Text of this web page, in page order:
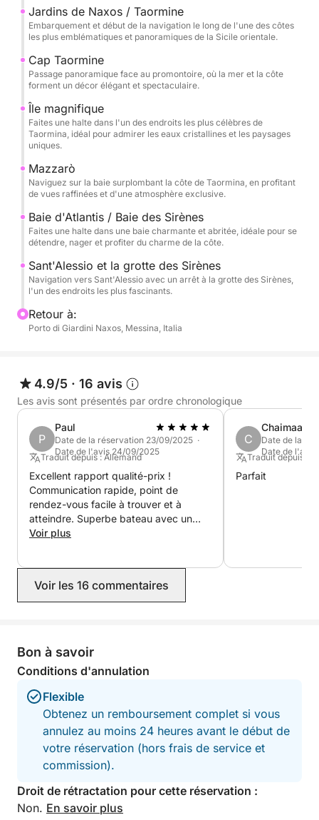
couleurs intenses, des criques pittoresques et des
vues parfaites pour une baignade ou pour se
prélasser en toute tranquillité.
L'excursion se poursuit vers Mazzarò et la splendide
baie d'Atlantis, également connue sous le nom de
baie des Sirènes, un havre de paix exclusif et raffiné
où la nature se mêle à l'élégance de la baie. La
clarté de ses eaux et son cadre isolé rendent cette
escale particulièrement magique en journée.
Enfin, nous atteignons Sant'Alessio, en passant par
la pittoresque Grotta delle Sirene, un lieu empreint
de charme et d'atmosphère. L'excursion comprend
des arrêts pour la baignade, la détente et la plongée
avec tuba avant le retour après une journée
complète consacrée à la découverte de la plus belle
mer de la côte de Taormina.
Jardins de Naxos / Taormine
Embarquement et début de la navigation le long de l'une des côtes
les plus emblématiques et panoramiques de la Sicile orientale.
Cap Taormine
Passage panoramique face au promontoire, où la mer et la côte
forment un décor élégant et spectaculaire.
Île magnifique
Faites une halte dans l'un des endroits les plus célèbres de
Taormina, idéal pour admirer les eaux cristallines et les paysages
uniques.
Mazzarò
Naviguez sur la baie surplombant la côte de Taormina, en profitant
de vues raffinées et d'une atmosphère exclusive.
Baie d'Atlantis / Baie des Sirènes
Faites une halte dans une baie charmante et abritée, idéale pour se
détendre, nager et profiter du charme de la côte.
Sant'Alessio et la grotte des Sirènes
Navigation vers Sant'Alessio avec un arrêt à la grotte des Sirènes,
l'un des endroits les plus fascinants.
Retour à:
Porto di Giardini Naxos, Messina, Italia
4.9/5 · 16 avis
Les avis sont présentés par ordre chronologique
P
Paul
Date de la réservation 23/09/2025 ·
Date de l'avis 24/09/2025
Traduit depuis : Allemand
Excellent rapport qualité-prix !
Communication rapide, point de
rendez-vous facile à trouver et à
atteindre. Superbe bateau avec un
pont agréable et confortable. Le
régime). Cependant, nous avons
finalement ajouté 40 € de carburant
communiqué au préalable. Fortement
recommandé ! Bien plus amusant et
personnalisé qu'une visite guidée (plus
courte) pour le même prix.
Voir plus
C
Chaimaa
Date de la
Date de
Traduit depuis :
Parfait
Voir les 16 commentaires
Bon à savoir
Conditions d'annulation
Flexible
Obtenez un remboursement complet si vous
annulez au moins 24 heures avant le début de
votre réservation (hors frais de service et
commission).
Droit de rétractation pour cette réservation :
Non. En savoir plus